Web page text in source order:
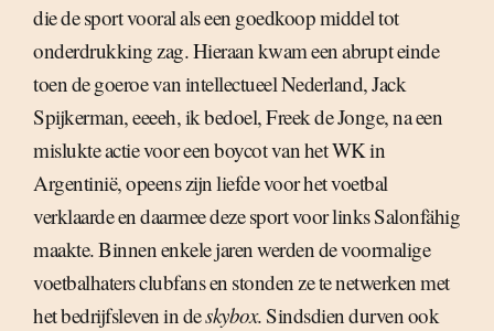
die de sport vooral als een goedkoop middel tot
onderdrukking zag. Hieraan kwam een abrupt einde
toen de goeroe van intellectueel Nederland, Jack
Spijkerman, eeeeh, ik bedoel, Freek de Jonge, na een
mislukte actie voor een boycot van het WK in
Argentinië, opeens zijn liefde voor het voetbal
verklaarde en daarmee deze sport voor links Salonfähig
maakte. Binnen enkele jaren werden de voormalige
voetbalhaters clubfans en stonden ze te netwerken met
het bedrijfsleven in deskybox. Sindsdien durven ook